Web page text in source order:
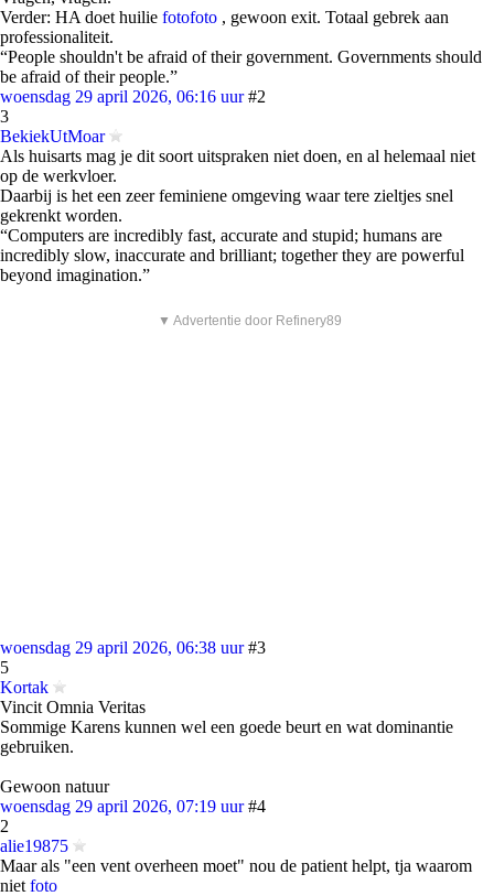
Verder: HA doet huilie fotofoto , gewoon exit. Totaal gebrek aan
professionaliteit.
“People shouldn't be afraid of their government. Governments should
be afraid of their people.”
woensdag 29 april 2026, 06:16 uur #2
3
BekiekUtMoar
Als huisarts mag je dit soort uitspraken niet doen, en al helemaal niet
op de werkvloer.
Daarbij is het een zeer feminiene omgeving waar tere zieltjes snel
gekrenkt worden.
“Computers are incredibly fast, accurate and stupid; humans are
incredibly slow, inaccurate and brilliant; together they are powerful
beyond imagination.”
▼ Advertentie door Refinery89
woensdag 29 april 2026, 06:38 uur #3
5
Kortak
Vincit Omnia Veritas
Sommige Karens kunnen wel een goede beurt en wat dominantie
gebruiken.
Gewoon natuur
woensdag 29 april 2026, 07:19 uur #4
2
alie19875
Maar als "een vent overheen moet" nou de patient helpt, tja waarom
niet foto